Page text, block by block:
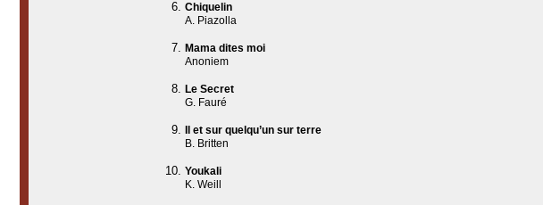
Chiquelin
A. Piazolla
Mama dites moi
Anoniem
Le Secret
G. Fauré
Il et sur quelqu’un sur terre
B. Britten
Youkali
K. Weill